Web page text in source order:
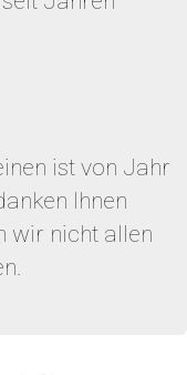
ist von Jahr
Ihnen
wir nicht allen